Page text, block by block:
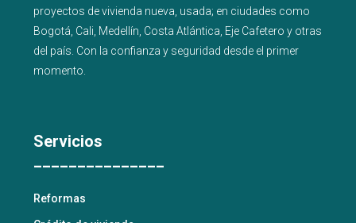
proyectos devivienda nueva usada; en ciudades como
Bogotá Cali Medellín Costa Atlántica Eje Cafetero y otras
del país . Con la confianza y seguridad desde el primer
momento.
Servicios
_______________
Reformas